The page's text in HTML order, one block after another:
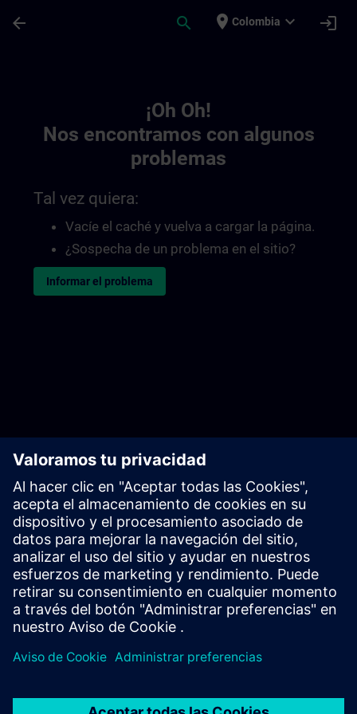
arrow_back search place Colombia expand_more login
¡Oh Oh!
Nos encontramos con algunos
problemas
Tal vez quiera:
Vacíe el caché y vuelva a cargar la página.
¿Sospecha de un problema en el sitio?
Informar el problema